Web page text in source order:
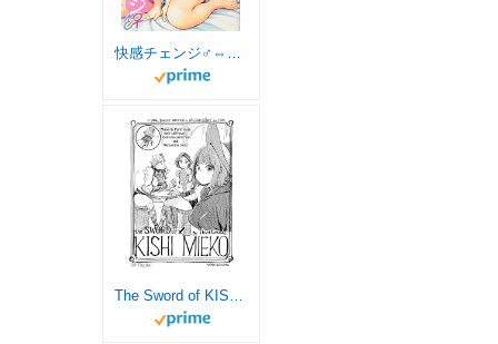
快感チェンジ♂⇔♀ 男のカラダより気持ちいい女の子エッチ (バンブーコミックス COLORFUL SELECT)
The Sword of KISHI MIEKO the Fourth Episode (English Edition)